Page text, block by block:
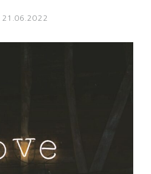
21.06.2022